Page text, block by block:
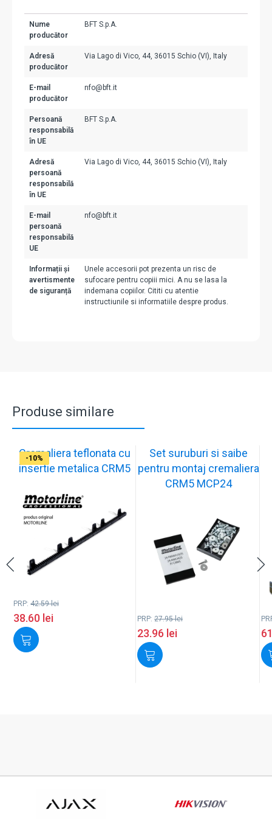
Nume
producător
BFT S.p.A.
Adresă
producător
Via Lago di Vico, 44, 36015 Schio (VI), Italy
E-mail
producător
nfo@bft.it
Persoană
responsabilă
în UE
BFT S.p.A.
Adresă
persoană
responsabilă
în UE
Via Lago di Vico, 44, 36015 Schio (VI), Italy
E-mail
persoană
responsabilă
UE
nfo@bft.it
Informații și
avertismente
de siguranță
Unele accesorii pot prezenta un risc de
sufocare pentru copiii mici. A nu se lasa la
indemana copiilor. Cititi cu atentie
instructiunile si informatiile despre produs.
Produse similare
-9%
Cremaliera teflonata cu
insertie metalica CRM5
PRP: 42.59lei
38.60 lei
-14%
Set suruburi si saibe
pentru montaj cremaliera
CRM5 MCP24
PRP: 27.95lei
23.96 lei
-10%
-12%
-10%
-10%
-10%
-10%
-11%
-10%